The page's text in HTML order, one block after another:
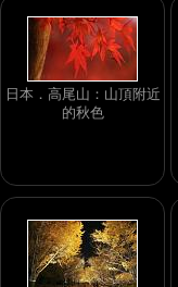
日本．高尾山：山頂附近
的秋色